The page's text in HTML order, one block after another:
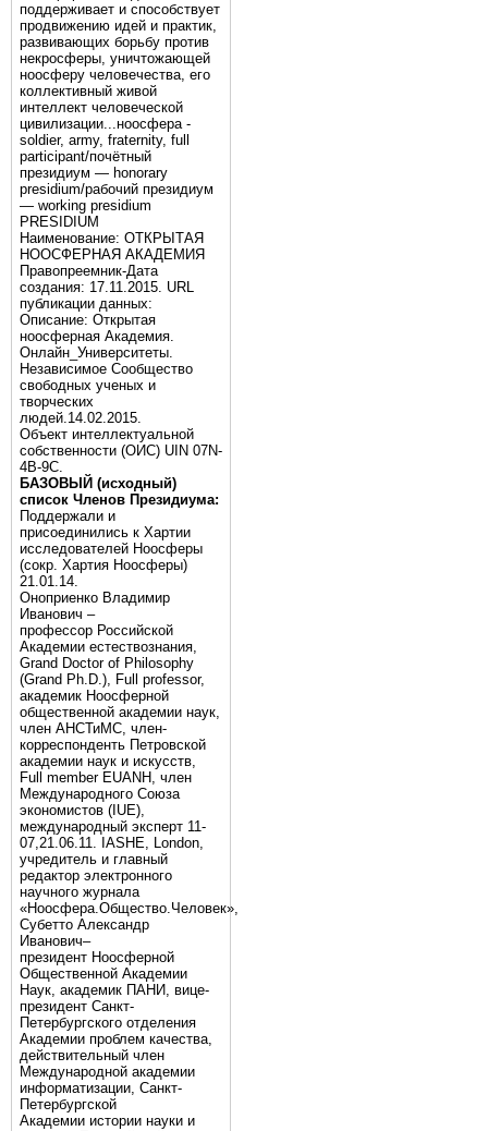
поддерживает и способствует
продвижению идей и практик,
развивающих борьбу против
некросферы, уничтожающей
ноосферу человечества, его
коллективный живой
интеллект человеческой
цивилизации...ноосфера -
soldier, army, fraternity, full
participant/почётный
президиум — honorary
presidium/рабочий президиум
— working presidium
PRESIDIUM
Наименование: ОТКРЫТАЯ
НООСФЕРНАЯ АКАДЕМИЯ
Правопреемник-Дата
создания: 17.11.2015. URL
публикации данных:
Описание: Открытая
ноосферная Академия.
Онлайн_Университеты.
Независимое Сообщество
свободных ученых и
творческих
людей.14.02.2015.
Объект интеллектуальной
собственности (ОИС) UIN 07N-
4B-9C.
БАЗОВЫЙ (исходный)
список Членов Президиума:
Поддержали и
присоединились к Хартии
исследователей Ноосферы
(сокр. Хартия Ноосферы)
21.01.14.
Оноприенко Владимир
Иванович –
профессор Российской
Академии естествознания,
Grand Doctor of Philosophy
(Grand Ph.D.), Full professor,
академик Ноосферной
общественной академии наук,
член АНСТиМС, член-
корреспонденть Петровской
академии наук и искусств,
Full member EUANH, член
Международного Союза
экономистов (IUE),
международный эксперт 11-
07,21.06.11. IASHE, London,
учредитель и главный
редактор электронного
научного журнала
«Ноосфера.Общество.Человек»,
Субетто Александр
Иванович–
президент Ноосферной
Общественной Академии
Наук, академик ПАНИ, вице-
президент Санкт-
Петербургского отделения
Академии проблем качества,
действительный член
Международной академии
информатизации, Санкт-
Петербургской
Академии истории науки и